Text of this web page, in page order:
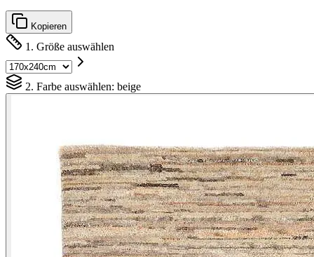
Kopieren
1. Größe auswählen
2. Farbe auswählen: beige